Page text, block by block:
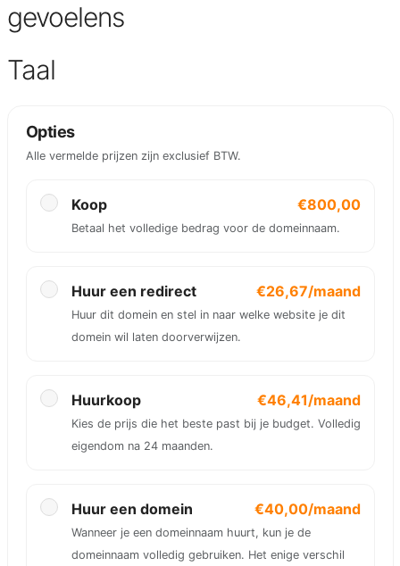
gevoelens
Taal
Opties
Alle vermelde prijzen zijn exclusief BTW.
Koop €800,00
Betaal het volledige bedrag voor de domeinnaam.
Huur een redirect €26,67/maand
Huur dit domein en stel in naar welke website je dit
domein wil laten doorverwijzen.
Huurkoop €46,41/maand
Kies de prijs die het beste past bij je budget. Volledig
eigendom na 24 maanden.
Huur een domein €40,00/maand
Wanneer je een domeinnaam huurt, kun je de
domeinnaam volledig gebruiken. Het enige verschil